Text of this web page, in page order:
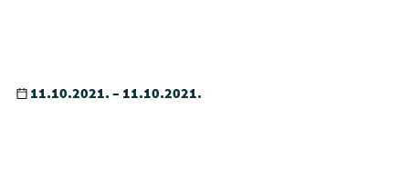
11.10.2021. – 11.10.2021.